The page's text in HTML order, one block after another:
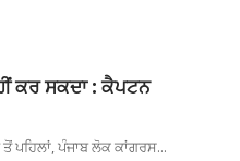
ਕਰ ਸਕਦਾ : ਕੈਪਟਨ
ਪਹਿਲਾਂ, ਪੰਜਾਬ ਲੋਕ ਕਾਂਗਰਸ…